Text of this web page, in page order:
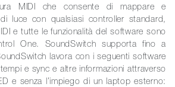
MIDI che consente di mappare e
luce con qualsiasi controller standard,
e tutte le funzionalità del software sono
One. SoundSwitch supporta fino a
lavora con i seguenti software
e sync e altre informazioni attraverso
e senza l’impiego di un laptop esterno: